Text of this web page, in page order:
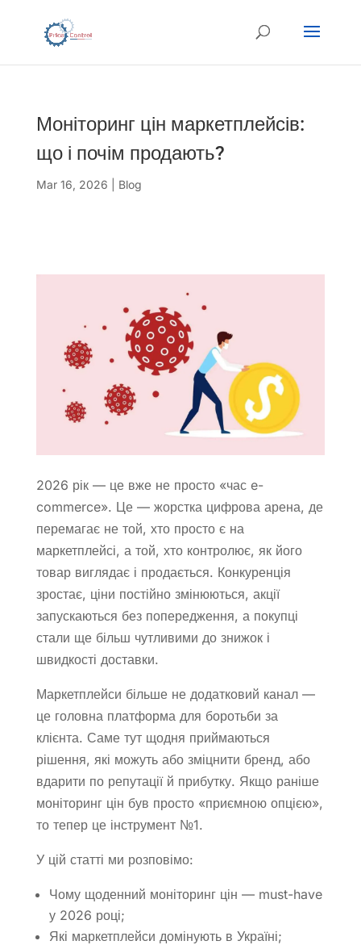
Моніторинг цін маркетплейсів:
що і почім продають?
Mar 16, 2026 Blog
2026 рік — це вже не просто «час e-
commerce». Це — жорстка цифрова арена, де
перемагає не той, хто просто є на
маркетплейсі, а той, хто контролює, як його
товар виглядає і продається. Конкуренція
зростає, ціни постійно змінюються, акції
запускаються без попередження, а покупці
стали ще більш чутливими до знижок і
швидкості доставки.
Маркетплейси більше не додатковий канал —
це головна платформа для боротьби за
клієнта. Саме тут щодня приймаються
рішення, які можуть або зміцнити бренд, або
вдарити по репутації й прибутку. Якщо раніше
моніторинг цін був просто «приємною опцією»,
то тепер це інструмент №1.
У цій статті ми розповімо:
Чому щоденний моніторинг цін — must-have
у 2026 році;
Які маркетплейси домінують в Україні;